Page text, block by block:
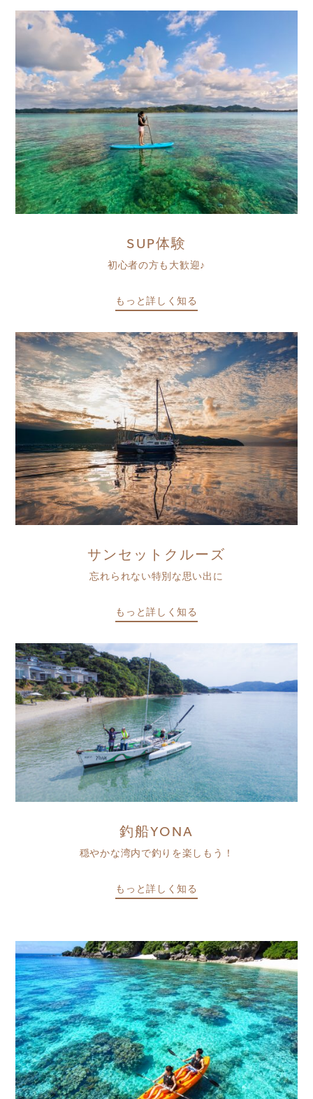
SUP体験
初心者の方も大歓迎♪
もっと詳しく知る
サンセットクルーズ
忘れられない特別な思い出に
もっと詳しく知る
釣船YONA
穏やかな湾内で釣りを楽しもう！
もっと詳しく知る